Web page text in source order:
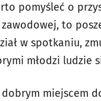
pomyśleć o
to
w spotkaniu,
młodzi ludzie
miejscem